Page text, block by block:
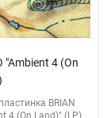
"Ambient 4 (On
BRIAN
4 (On Land)" (LP)